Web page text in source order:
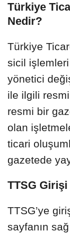
Türkiye
Nedir?
Türkiye
sicil
yönetici
ile ilgili resmi
resmi bir
olan
ticari
gazetede
TTSG Girişi
TTSG’ye
sayfanın